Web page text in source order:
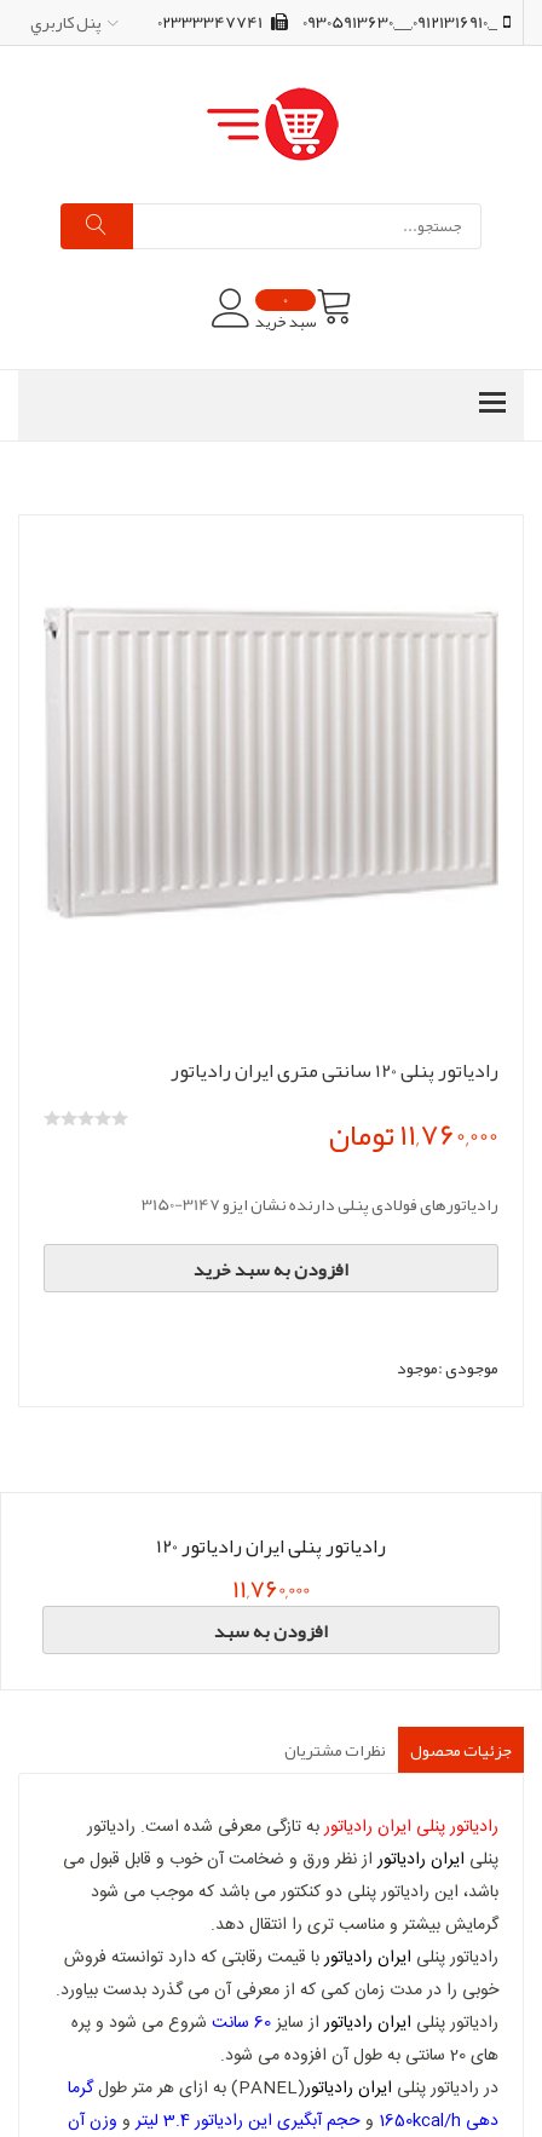
_,09121316910,__,09305913630 پنل کاربري
0
سبد خرید
رادیاتور پنلی 120 سانتی متری ایران رادیاتور
11,760,000 تومان
رادیاتورهای فولادی پنلی دارنده نشان ایزو 3147-3150
افزودن به سبد خرید
موجودی :موجود
رادیاتور پنلی ایران رادیاتور 120
11,760,000
افزودن به سبد
جزئیات محصول نظرات مشتریان
رادیاتور پنلی ایران رادیاتوربه تازگی معرفی شده است. رادیاتور
پنلی ایران رادیاتوراز نظر ورق و ضخامت آن خوب و قابل قبول می
باشد، این رادیاتور پنلی دو کنکتور می باشد که موجب می شود
گرمایش بیشتر و مناسب تری را انتقال دهد.
رادیاتور پنلی ایران رادیاتوربا قیمت رقابتی که دارد توانسته فروش
خوبی را در مدت زمان کمی که از معرفی آن می گذرد بدست بیاورد.
رادیاتور پنلی ایران رادیاتوراز سایز60 سانت
شروع می شود و پره
های 20 سانتی به طول آن افزوده می شود.
در رادیاتور پنلی ایران رادیاتور(PANEL) به ازای هر متر طول
گرما
دهی 1650kcal/h
وحجم آبگیری این رادیاتور 3.4 لیتر و وزن آن